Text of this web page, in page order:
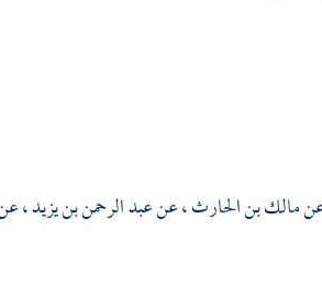
مالك بن الحارث ،عنعبد الرحمن بن يزيد ،